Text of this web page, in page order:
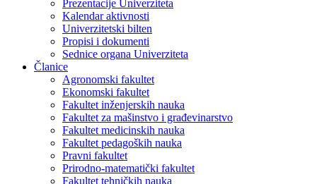
Prezentacije Univerziteta
Kalendar aktivnosti
Univerzitetski bilten
Propisi i dokumenti
Sednice organa Univerziteta
Članice
Agronomski fakultet
Ekonomski fakultet
Fakultet inženjerskih nauka
Fakultet za mašinstvo i građevinarstvo
Fakultet medicinskih nauka
Fakultet pedagoških nauka
Pravni fakultet
Prirodno-matematički fakultet
Fakultet tehničkih nauka